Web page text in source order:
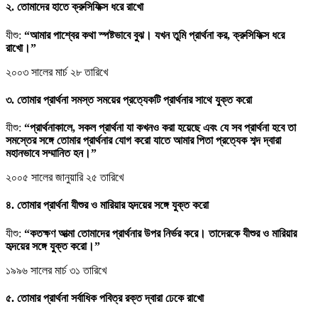
২. তোমাদের হাতে ক্রুসিফিক্স ধরে রাখো
যীশু: “আমার পাশ্বের কথা স্পষ্টভাবে বুঝ। যখন তুমি প্রার্থনা কর, ক্রুসিফিক্স ধরে
রাখো।”
২০০৩ সালের মার্চ ২৮ তারিখে
৩. তোমার প্রার্থনা সমস্ত সময়ের প্রত্যেকটি প্রার্থনার সাথে যুক্ত করো
যীশু: “প্রার্থনাকালে, সকল প্রার্থনা যা কখনও করা হয়েছে এবং যে সব প্রার্থনা হবে তা
সমস্তের সঙ্গে তোমার প্রার্থনার যোগ করো যাতে আমার পিতা প্রত্যেক শব্দ দ্বারা
মহানভাবে সম্মানিত হন।”
২০০৫ সালের জানুয়ারি ২৫ তারিখে
৪. তোমার প্রার্থনা যীশুর ও মারিয়ার হৃদয়ের সঙ্গে যুক্ত করো
যীশু: “কতক্ষণ আত্মা তোমাদের প্রার্থনার উপর নির্ভর করে। তাদেরকে যীশুর ও মারিয়ার
হৃদয়ের সঙ্গে যুক্ত করো।”
১৯৯৬ সালের মার্চ ৩১ তারিখে
৫. তোমার প্রার্থনা সর্বাধিক পবিত্র রক্ত দ্বারা ঢেকে রাখো